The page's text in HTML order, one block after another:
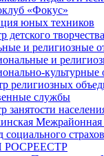
«Фокус»
юных техников
детского творчества
и религиозные
и
религиозных
службы
занятости
Межрайонная
социального
РОСРЕЕСТР